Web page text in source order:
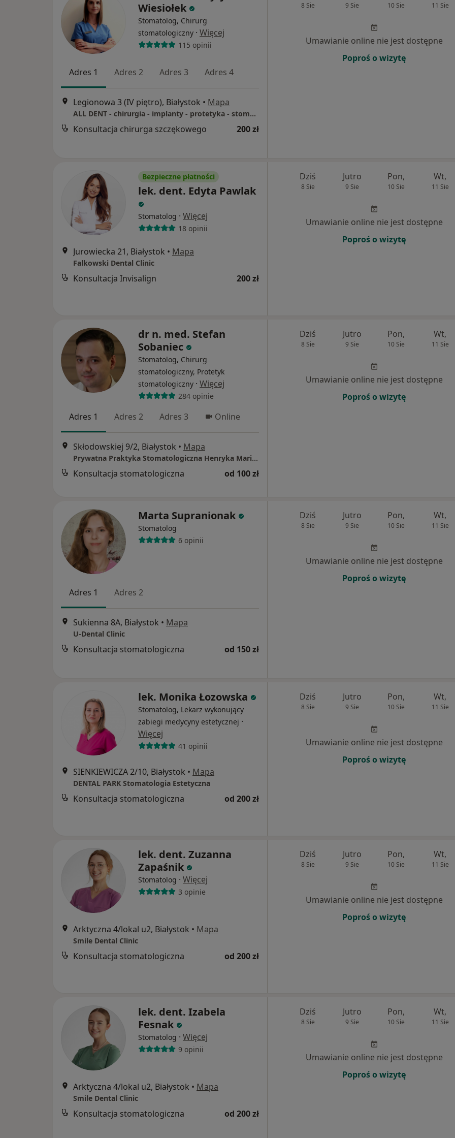
Wiesiołek
Stomatolog, Chirurg
stomatologiczny · Więcej
115 opinii
Adres 1 Adres 2 Adres 3 Adres 4
Legionowa 3 (IV piętro), Białystok • Mapa
ALL DENT - chirurgia - implanty - protetyka - stomatologia zachowawcza - ortodoncja
Konsultacja chirurga szczękowego 200 zł
8 Sie 9 Sie 10 Sie 11 Sie
Umawianie online nie jest dostępne
Poproś o wizytę
Bezpieczne płatności
lek. dent. Edyta Pawlak
Stomatolog · Więcej
18 opinii
Jurowiecka 21, Białystok • Mapa
Falkowski Dental Clinic
Konsultacja Invisalign 200 zł
Dziś
8 Sie
Jutro
9 Sie
Pon,
10 Sie
Wt,
11 Sie
Umawianie online nie jest dostępne
Poproś o wizytę
dr n. med. Stefan
Sobaniec
Stomatolog, Chirurg
stomatologiczny, Protetyk
stomatologiczny · Więcej
284 opinie
Adres 1 Adres 2 Adres 3 Online
Skłodowskiej 9/2, Białystok • Mapa
Prywatna Praktyka Stomatologiczna Henryka Maria Sobaniec
Konsultacja stomatologiczna od 100 zł
Dziś
8 Sie
Jutro
9 Sie
Pon,
10 Sie
Wt,
11 Sie
Umawianie online nie jest dostępne
Poproś o wizytę
Marta Supranionak
Stomatolog
6 opinii
Adres 1 Adres 2
Sukienna 8A, Białystok • Mapa
U-Dental Clinic
Konsultacja stomatologiczna od 150 zł
Dziś
8 Sie
Jutro
9 Sie
Pon,
10 Sie
Wt,
11 Sie
Umawianie online nie jest dostępne
Poproś o wizytę
lek. Monika Łozowska
Stomatolog, Lekarz wykonujący
zabiegi medycyny estetycznej ·
Więcej
41 opinii
SIENKIEWICZA 2/10, Białystok • Mapa
DENTAL PARK Stomatologia Estetyczna
Konsultacja stomatologiczna od 200 zł
Dziś
8 Sie
Jutro
9 Sie
Pon,
10 Sie
Wt,
11 Sie
Umawianie online nie jest dostępne
Poproś o wizytę
lek. dent. Zuzanna
Zapaśnik
Stomatolog · Więcej
3 opinie
Arktyczna 4/lokal u2, Białystok • Mapa
Smile Dental Clinic
Konsultacja stomatologiczna od 200 zł
Dziś
8 Sie
Jutro
9 Sie
Pon,
10 Sie
Wt,
11 Sie
Umawianie online nie jest dostępne
Poproś o wizytę
lek. dent. Izabela
Fesnak
Stomatolog · Więcej
9 opinii
Arktyczna 4/lokal u2, Białystok • Mapa
Smile Dental Clinic
Konsultacja stomatologiczna od 200 zł
Dziś
8 Sie
Jutro
9 Sie
Pon,
10 Sie
Wt,
11 Sie
Umawianie online nie jest dostępne
Poproś o wizytę